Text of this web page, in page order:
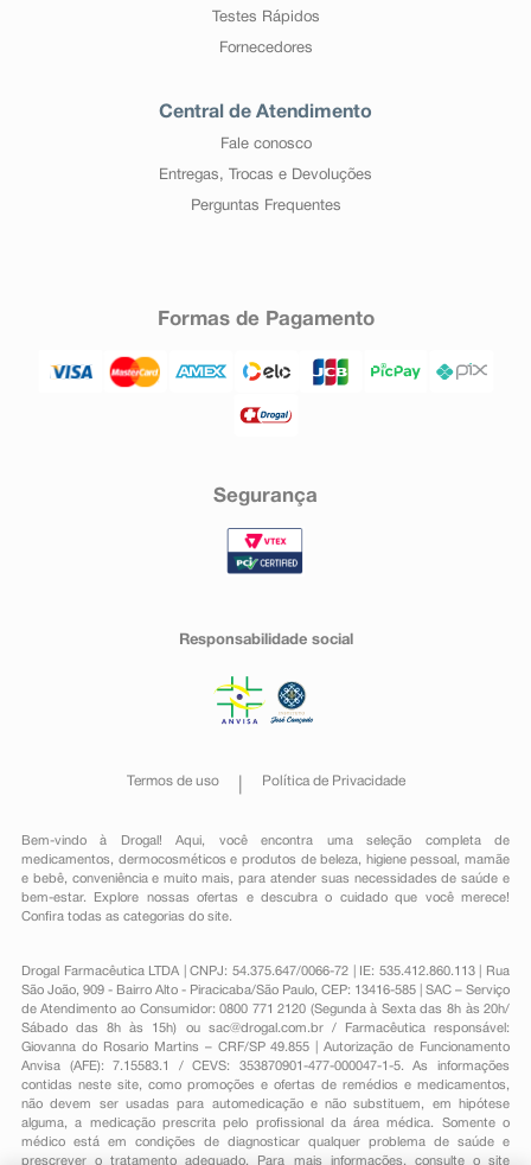
Testes Rápidos
Fornecedores
Central de Atendimento
Fale conosco
Entregas, Trocas e Devoluções
Perguntas Frequentes
Formas de Pagamento
Segurança
Responsabilidade social
Termos de uso Política de Privacidade
Bem-vindo à Drogal! Aqui, você encontra uma seleção completa de
medicamentos , dermocosméticos e produtos de beleza, higiene pessoal ,mamãe
e bebê, conveniênciae muito mais, para atender suas necessidades de saúde e
bem-estar. Explore nossas ofertas e descubra o cuidado que você merece!
Confira todas as categorias do site.
Drogal Farmacêutica LTDA | CNPJ: 54.375.647/0066-72 | IE: 535.412.860.113 | Rua
São João, 909 - Bairro Alto - Piracicaba/São Paulo, CEP: 13416-585 | SAC – Serviço
de Atendimento ao Consumidor: 0800 771 2120 (Segunda à Sexta das 8h às 20h/
Sábado das 8h às 15h) ou sac@drogal.com.br/ Farmacêutica responsável:
Giovanna do Rosario Martins – CRF/SP 49.855 | Autorização de Funcionamento
Anvisa (AFE): 7.15583.1 / CEVS: 353870901-477-000047-1-5. As informações
contidas neste site, como promoções e ofertas de remédios e medicamentos,
não devem ser usadas para automedicação e não substituem, em hipótese
alguma, a medicação prescrita pelo profissional da área médica. Somente o
médico está em condições de diagnosticar qualquer problema de saúde e
prescrever o tratamento adequado. Para mais informações, consulte o site